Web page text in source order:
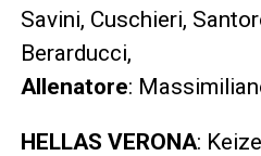
Savini, Cuschieri,
Berarducci,
Allenatore:
HELLAS VERONA: